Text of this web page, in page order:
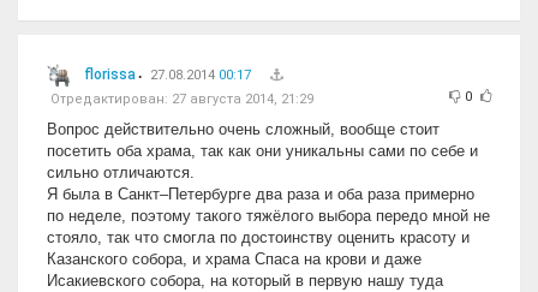
florissa 27.08.2014 00:17
Отредактирован: 27 августа 2014, 21:29 0
Вопрос действительно очень сложный, вообще стоит
посетить оба храма, так как они уникальны сами по себе и
сильно отличаются.
Я была в Санкт–Петербурге два раза и оба раза примерно
по неделе, поэтому такого тяжёлого выбора передо мной не
стояло, так что смогла по достоинству оценить красоту и
Казанского собора, и храма Спаса на крови и даже
Исакиевского собора, на который в первую нашу туда